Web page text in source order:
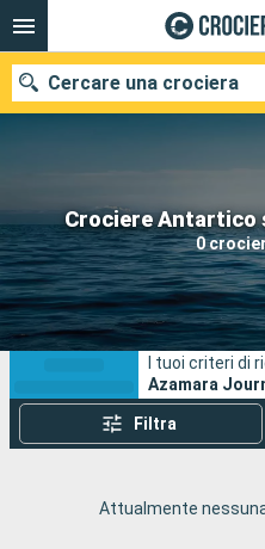
Crociere Antartico
0
Cercare una crociera
Le nostre destinazioni
Mesi di partenza
Porti
I tuoi criteri di
Azamara
Filtra
Attualmente